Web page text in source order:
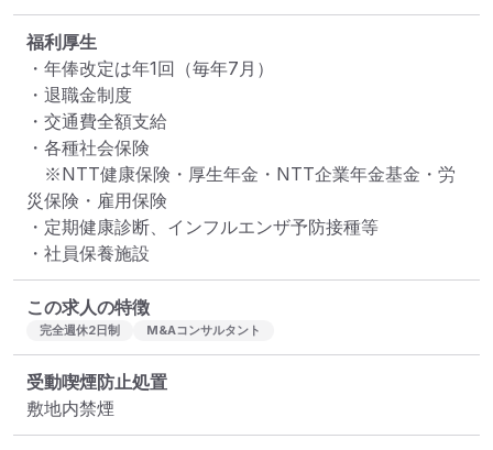
福利厚生
・年俸改定は年1回（毎年7月）
・退職金制度
・交通費全額支給
・各種社会保険
※NTT健康保険・厚生年金・NTT企業年金基金・労
災保険・雇用保険
・定期健康診断、インフルエンザ予防接種等
・社員保養施設
この求人の特徴
完全週休2日制 M&Aコンサルタント
受動喫煙防止処置
敷地内禁煙